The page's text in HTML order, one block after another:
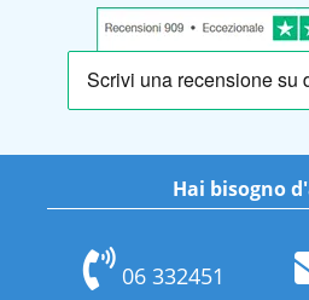
Hai bisogno
06 332451